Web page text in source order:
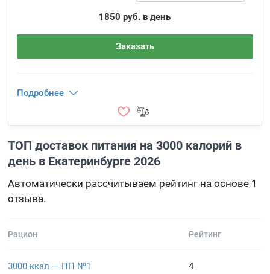
1850 руб. в день
Заказать
Подробнее
ТОП доставок питания на 3000 калорий в
день в Екатеринбурге 2026
Автоматически рассчитываем рейтинг на основе 1
отзыва.
Рацион Рейтинг
3000 ккал — ПП №1 4